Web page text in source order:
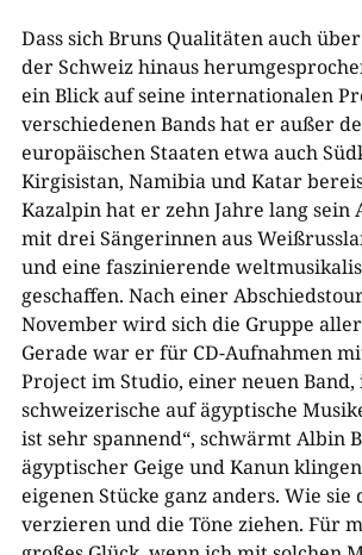
Dass sich Bruns Qualitäten auch
der Schweiz hinaus
ein Blick auf seine internationalen
verschiedenen Bands hat er außer
europäischen Staaten etwa auch
Kirgisistan, Namibia und Katar
Kazalpin hat er zehn Jahre lang sein
mit drei Sängerinnen aus
und eine faszinierende
geschaffen. Nach einer
November wird sich die Gruppe
Gerade war er für CD-Aufnahmen
Project im Studio, einer neuen
schweizerische auf ägyptische
ist sehr spannend“, schwärmt Albin
ägyptischer Geige und Kanun
eigenen Stücke ganz anders. Wie sie
verzieren und die Töne ziehen. Für